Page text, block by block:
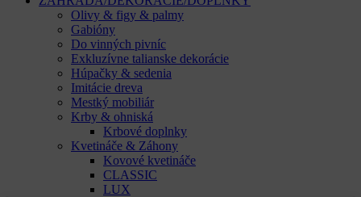
Olivy & figy & palmy
Gabióny
Do vinných pivníc
Exkluzívne talianske dekorácie
Húpačky & sedenia
Imitácie dreva
Mestký mobiliár
Krby & ohniská
Krbové doplnky
Kvetináče & Záhony
Kovové kvetináče
CLASSIC
LUX